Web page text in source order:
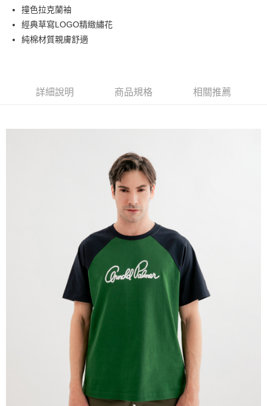
Google Pay
貨到付款
每筆NT$120，滿NT$1,500(含以上)免運費
撞色拉克蘭袖
經典草寫LOGO精緻繡花
純棉材質親膚舒適
詳細說明 商品規格 相關推薦